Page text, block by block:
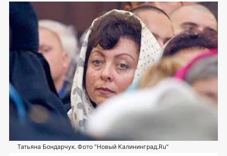
Татьяна Бондарчук. Фото "Новый Калининград.Ru"